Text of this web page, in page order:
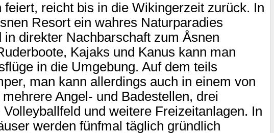
reicht bis in die Wikingerzeit zurück. In
Resort ein wahres Naturparadies
direkter Nachbarschaft zum Åsnen
Kajaks und Kanus kann man
in die Umgebung. Auf dem teils
man kann allerdings auch in einem von
Angel- und Badestellen, drei
und weitere Freizeitanlagen. In
werden fünfmal täglich gründlich